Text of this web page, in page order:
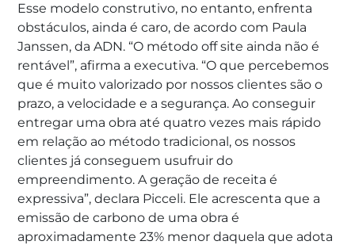
Esse modelo construtivo, no entanto, enfrenta
obstáculos, ainda é caro, de acordo com Paula
Janssen, da ADN. “O método off site ainda não é
rentável”, afirma a executiva. “O que percebemos
que é muito valorizado por nossos clientes são o
prazo, a velocidade e a segurança. Ao conseguir
entregar uma obra até quatro vezes mais rápido
em relação ao método tradicional, os nossos
clientes já conseguem usufruir do
empreendimento. A geração de receita é
expressiva”, declara Picceli. Ele acrescenta que a
emissão de carbono de uma obra é
aproximadamente 23% menor daquela que adota